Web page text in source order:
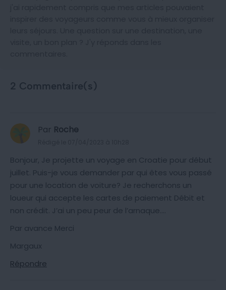
2 Commentaire(s)
Par Roche
Bonjour, Je projette un voyage en Croatie pour début
juillet. Puis-je vous demander par qui êtes vous passé
pour une location de voiture? Je recherchons un
loueur qui accepte les cartes de paiement Débit et
non crédit. J’ai un peu peur de l’arnaque….
Par avance Merci
Margaux
Répondre